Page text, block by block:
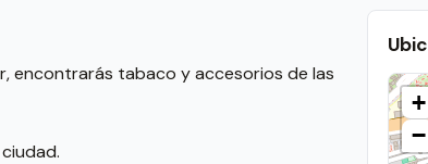
encontrarás tabaco y accesorios de las
+
−